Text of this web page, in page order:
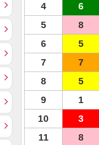
4
6
5
8
6
5
7
7
8
5
9
1
10
3
11
8